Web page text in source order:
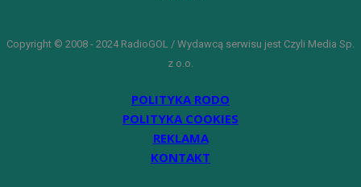
Copyright © 2008 - 2024 RadioGOL / Wydawcą serwisu jest Czyli Media Sp.
z o.o.
POLITYKA RODO
POLITYKA COOKIES
REKLAMA
KONTAKT